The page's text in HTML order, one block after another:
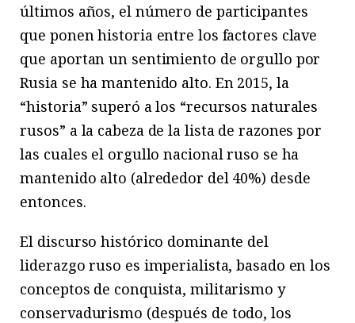
últimos años, el número de participantes
que ponen historia entre los factores clave
que aportan un sentimiento de orgullo por
Rusia se ha mantenido alto. En 2015, la
“historia” superó a los “recursos naturales
rusos” a la cabeza de la lista de razones por
las cuales el orgullo nacional ruso se ha
mantenido alto (alrededor del 40%) desde
entonces.
El discurso histórico dominante del
liderazgo ruso es imperialista, basado en los
conceptos de conquista, militarismo y
conservadurismo (después de todo, los